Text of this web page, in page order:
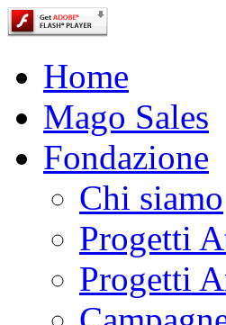
Home
Mago Sales
Fondazione
Chi siamo
Progetti
Progetti